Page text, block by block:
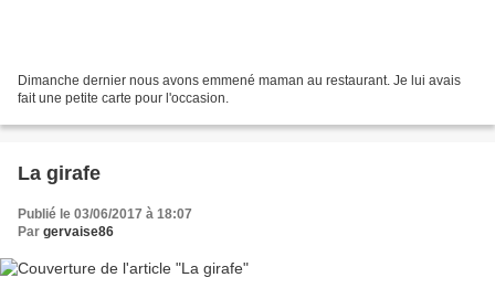
Dimanche dernier nous avons emmené maman au restaurant. Je lui avais
fait une petite carte pour l'occasion.
La girafe
Publié le 03/06/2017 à 18:07
Par gervaise86